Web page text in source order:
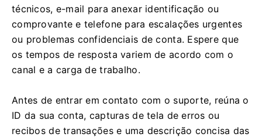
técnicos, e-mail para anexar identificação ou
comprovante e telefone para escalações urgentes
ou problemas confidenciais de conta. Espere que
os tempos de resposta variem de acordo com o
canal e a carga de trabalho.
Antes de entrar em contato com o suporte, reúna o
ID da sua conta, capturas de tela de erros ou
recibos de transações e uma descrição concisa das